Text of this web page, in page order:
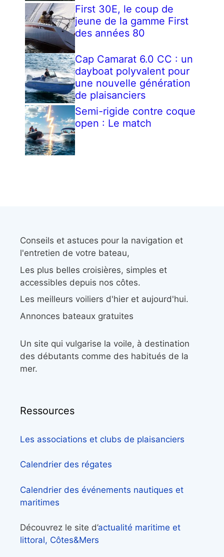
First 30E, le coup de
jeune de la gamme First
des années 80
Cap Camarat 6.0 CC : un
dayboat polyvalent pour
une nouvelle génération
de plaisanciers
Semi-rigide contre coque
open : Le match
Conseils et astuces pour la navigation et
l'entretien de votre bateau,
Les plus belles croisières, simples et
accessibles depuis nos côtes.
Les meilleurs voiliers d'hier et aujourd'hui.
Annonces bateaux gratuites
Un site qui vulgarise la voile, à destination
des débutants comme des habitués de la
mer.
Ressources
Les associations et clubs de plaisanciers
Calendrier des régates
Calendrier des événements nautiques et
maritimes
Découvrez le site d’actualité maritime et
littoral, Côtes&Mers